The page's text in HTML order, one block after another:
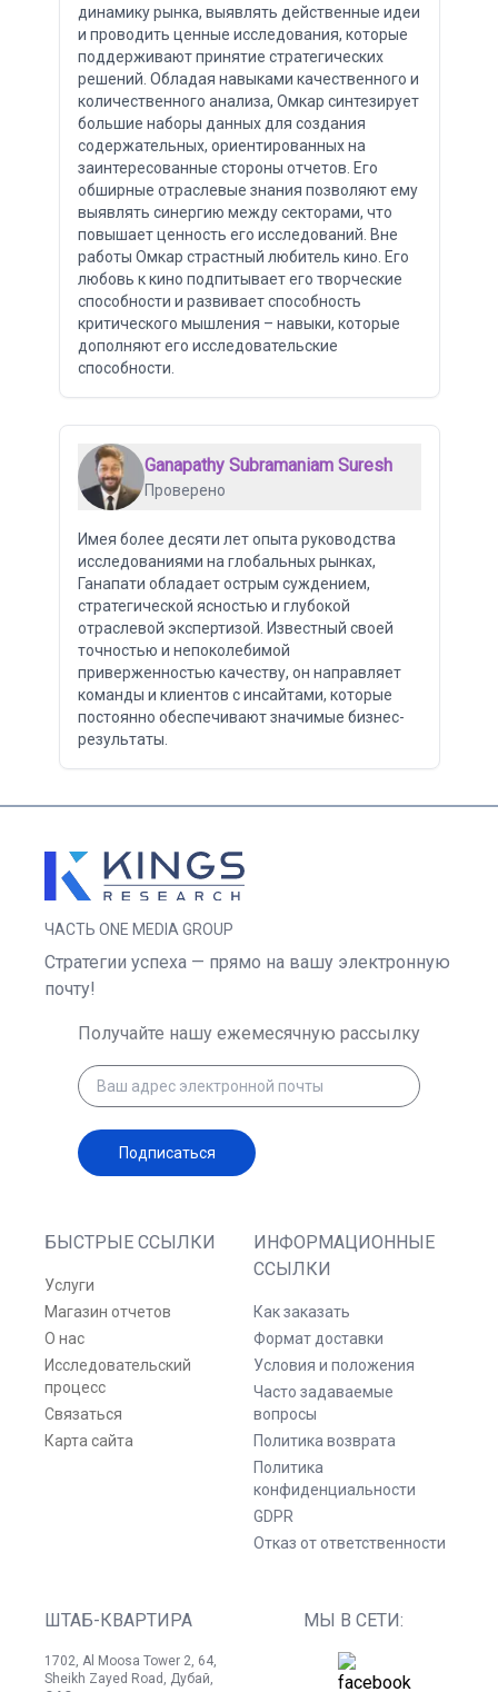
динамику рынка, выявлять действенные идеи
и проводить ценные исследования, которые
поддерживают принятие стратегических
решений. Обладая навыками качественного и
количественного анализа, Омкар синтезирует
большие наборы данных для создания
содержательных, ориентированных на
заинтересованные стороны отчетов. Его
обширные отраслевые знания позволяют ему
выявлять синергию между секторами, что
повышает ценность его исследований. Вне
работы Омкар страстный любитель кино. Его
любовь к кино подпитывает его творческие
способности и развивает способность
критического мышления – навыки, которые
дополняют его исследовательские
способности.
Ganapathy Subramaniam Suresh
Проверено
Имея более десяти лет опыта руководства
исследованиями на глобальных рынках,
Ганапати обладает острым суждением,
стратегической ясностью и глубокой
отраслевой экспертизой. Известный своей
точностью и непоколебимой
приверженностью качеству, он направляет
команды и клиентов с инсайтами, которые
постоянно обеспечивают значимые бизнес-
результаты.
ЧАСТЬ ONE MEDIA GROUP
БЫСТРЫЕ ССЫЛКИ
Услуги
Магазин отчетов
О нас
Исследовательский
процесс
Связаться
Карта сайта
ИНФОРМАЦИОННЫЕ
ССЫЛКИ
Как заказать
Формат доставки
Условия и положения
Часто задаваемые
вопросы
Политика возврата
Политика
конфиденциальности
GDPR
Отказ от ответственности
ШТАБ-КВАРТИРА
1702, Al Moosa Tower 2, 64,
Sheikh Zayed Road, Дубай,
МЫ В СЕТИ:
Стратегии успеха — прямо на вашу электронную
почту!
Получайте нашу ежемесячную рассылку
Подписаться